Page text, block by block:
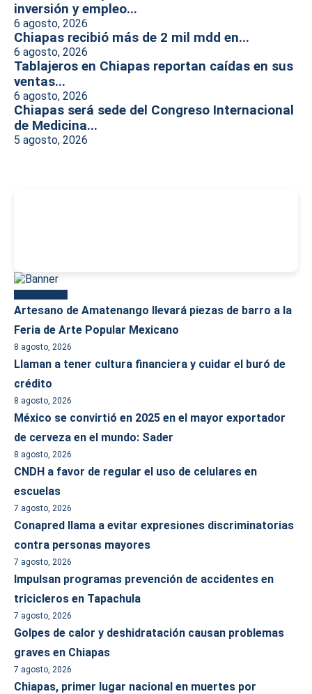
inversión y empleo...
6 agosto, 2026
Chiapas recibió más de 2 mil mdd en...
6 agosto, 2026
Tablajeros en Chiapas reportan caídas en sus
ventas...
6 agosto, 2026
Chiapas será sede del Congreso Internacional
de Medicina...
5 agosto, 2026
Artesano de Amatenango llevará piezas de barro a la
Feria de Arte Popular Mexicano
8 agosto, 2026
Llaman a tener cultura financiera y cuidar el buró de
crédito
8 agosto, 2026
México se convirtió en 2025 en el mayor exportador
de cerveza en el mundo: Sader
8 agosto, 2026
CNDH a favor de regular el uso de celulares en
escuelas
7 agosto, 2026
Conapred llama a evitar expresiones discriminatorias
contra personas mayores
7 agosto, 2026
Impulsan programas prevención de accidentes en
tricicleros en Tapachula
7 agosto, 2026
Golpes de calor y deshidratación causan problemas
graves en Chiapas
7 agosto, 2026
Chiapas, primer lugar nacional en muertes por